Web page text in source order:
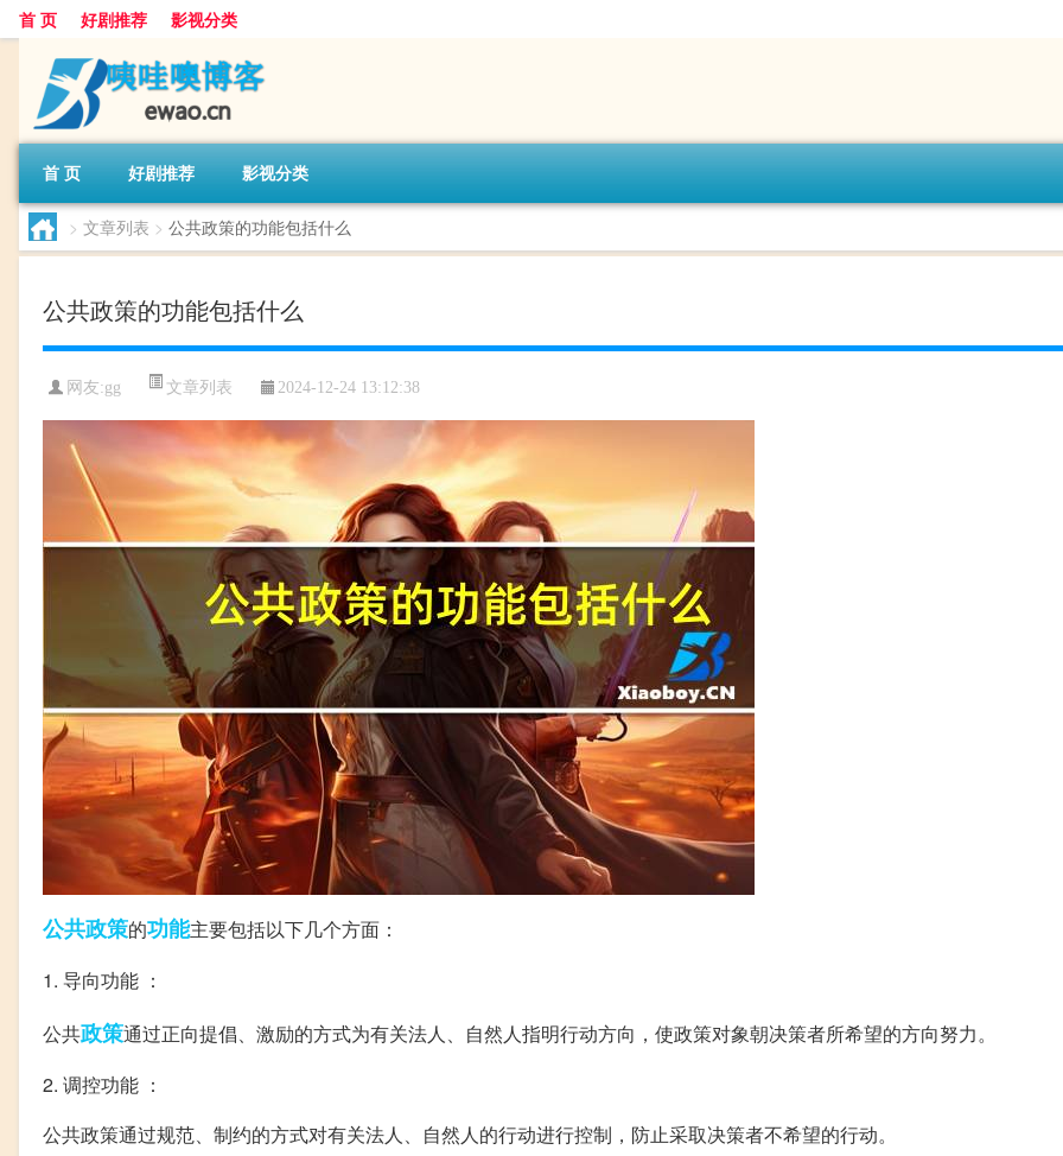
首 页 好剧推荐 影视分类
首 页 好剧推荐 影视分类
> 文章列表 > 公共政策的功能包括什么
公共政策的功能包括什么
网友:gg 文章列表 2024-12-24 13:12:38
公共政策的功能主要包括以下几个方面：
1. 导向功能 ：
公共政策通过正向提倡、激励的方式为有关法人、自然人指明行动方向，使政策对象朝决策者所希望的方向努力。
2. 调控功能 ：
公共政策通过规范、制约的方式对有关法人、自然人的行动进行控制，防止采取决策者不希望的行动。